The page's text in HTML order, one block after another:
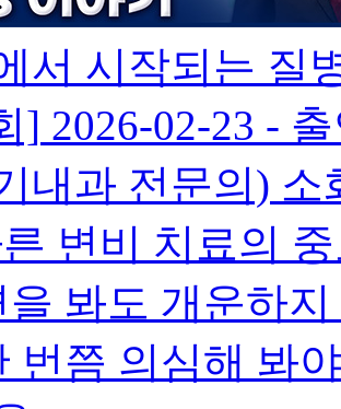
서 시작되는 질
] 2026-02-23 -
내과 전문의)
른 변비 치료의
을 봐도 개운하
번쯤 의심해 봐